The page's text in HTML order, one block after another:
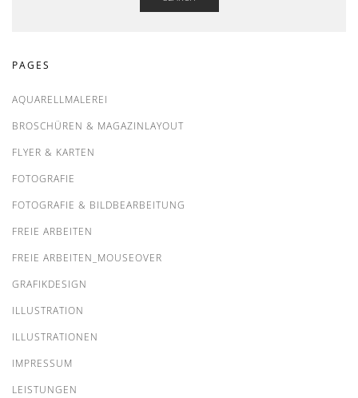
PAGES
AQUARELLMALEREI
BROSCHÜREN & MAGAZINLAYOUT
FLYER & KARTEN
FOTOGRAFIE
FOTOGRAFIE & BILDBEARBEITUNG
FREIE ARBEITEN
FREIE ARBEITEN_MOUSEOVER
GRAFIKDESIGN
ILLUSTRATION
ILLUSTRATIONEN
IMPRESSUM
LEISTUNGEN